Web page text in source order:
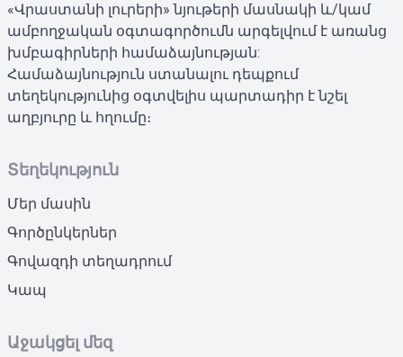
«Վրաստանի լուրերի» նյութերի մասնակի և/կամ
ամբողջական օգտագործումն արգելվում է առանց
խմբագիրների համաձայնության:
Համաձայնություն ստանալու դեպքում
տեղեկությունից օգտվելիս պարտադիր է նշել
աղբյուրը և հղումը։
Տեղեկություն
Մեր մասին
Գործընկերներ
Գովազդի տեղադրում
Կապ
Աջակցել մեզ